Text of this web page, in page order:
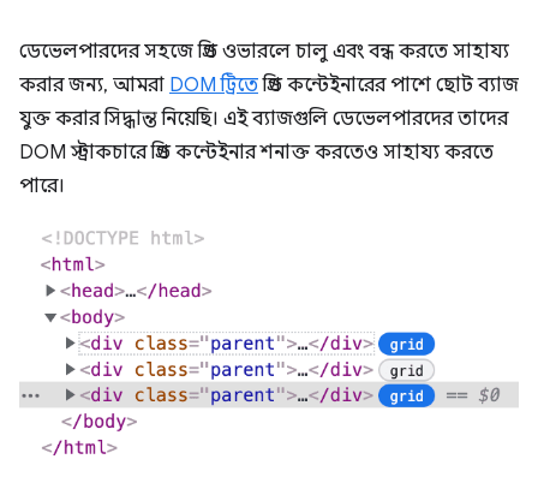
ডেভেলপারদের সহজে গ্রিড ওভারলে চালু এবং বন্ধ করতে সাহায্য
করার জন্য, আমরা DOM ট্রিতেগ্রিড কন্টেইনারের পাশে ছোট ব্যাজ
যুক্ত করার সিদ্ধান্ত নিয়েছি। এই ব্যাজগুলি ডেভেলপারদের তাদের
DOM স্ট্রাকচারে গ্রিড কন্টেইনার শনাক্ত করতেও সাহায্য করতে
পারে।